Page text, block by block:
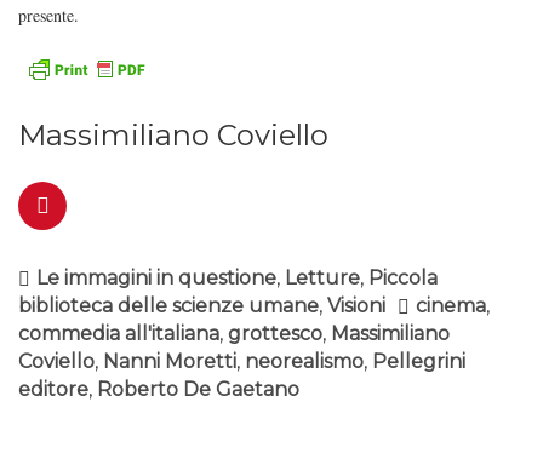
presente.
Massimiliano Coviello
Le immagini in questione, Letture, Piccola
biblioteca delle scienze umane, Visioni cinema,
commedia all'italiana, grottesco, Massimiliano
Coviello, Nanni Moretti, neorealismo, Pellegrini
editore, Roberto De Gaetano